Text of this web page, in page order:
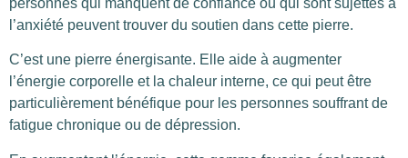
personnes qui manquent de confiance ou qui sont sujettes à
l’anxiété peuvent trouver du soutien dans cette pierre.
C’est une pierre énergisante. Elle aide à augmenter
l’énergie corporelle et la chaleur interne, ce qui peut être
particulièrement bénéfique pour les personnes souffrant de
fatigue chronique ou de dépression.